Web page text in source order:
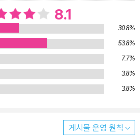
자마자 전 세계의 IT 판도를 뒤바꿨다. 남
쉽지 않은 일을 그는 어떻게 연달아 해
둘 수 있었을까? 희대의 천재였던 걸
것은 시간을 굉장히 효율적으로 사용했
교 4학년 때 처음으로 시간을 관리하기
실컷 놀기만 하다가 개학을 앞둔 며칠
를 하고 있을 때였다. 바다로 놀러 가고
후 방학이 시작되자마자 단 2주 만에 숙
을 계기로 그는 시간의 능력을 여실히
8.1
30.8%
53.8%
7.7%
3.8%
3.8%
게시물 운영 원칙